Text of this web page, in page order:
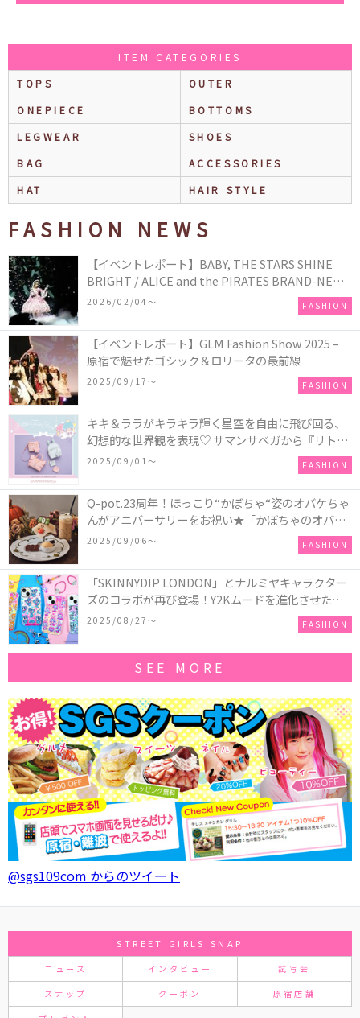
ITEM CATEGORIES
TOPS
OUTER
ONEPIECE
BOTTOMS
LEGWEAR
SHOES
BAG
ACCESSORIES
HAT
HAIR STYLE
FASHION NEWS
【イベントレポート】BABY, THE STARS SHINE
BRIGHT / ALICE and the PIRATES BRAND-NEW
COLLECTION in TOKYO
2026/02/04〜 FASHION
【イベントレポート】GLM Fashion Show 2025 –
原宿で魅せたゴシック＆ロリータの最前線
2025/09/17〜 FASHION
キキ＆ララがキラキラ輝く星空を自由に飛び回る、
幻想的な世界観を表現♡ サマンサベガから『リトル
ツインスターズ』50周年アニバーサリーイヤー』を
2025/09/01〜 FASHION
Q-pot.23周年！ほっこり“かぼちゃ“姿のオバケちゃ
んがアニバーサリーをお祝い★「かぼちゃのオバケ
ーキアクセサリー」が新発売！Q-pot CAFE.では
「かぼちゃのオバケーキプレート」も登場
2025/09/06〜 FASHION
「SKINNYDIP LONDON」とナルミヤキャラクター
ズのコラボが再び登場！Y2Kムードを進化させた新
作コレクションを発売♪
2025/08/27〜 FASHION
SEE MORE
@sgs109com からのツイート
STREET GIRLS SNAP
ニュース インタビュー 試写会
スナップ クーポン 原宿店舗